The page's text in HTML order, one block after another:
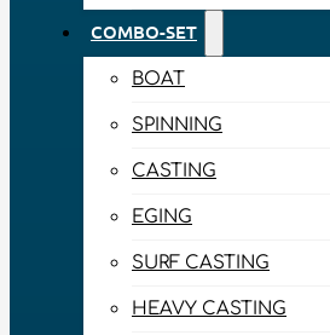
COMBO-SET
BOAT
SPINNING
CASTING
EGING
SURF CASTING
HEAVY CASTING